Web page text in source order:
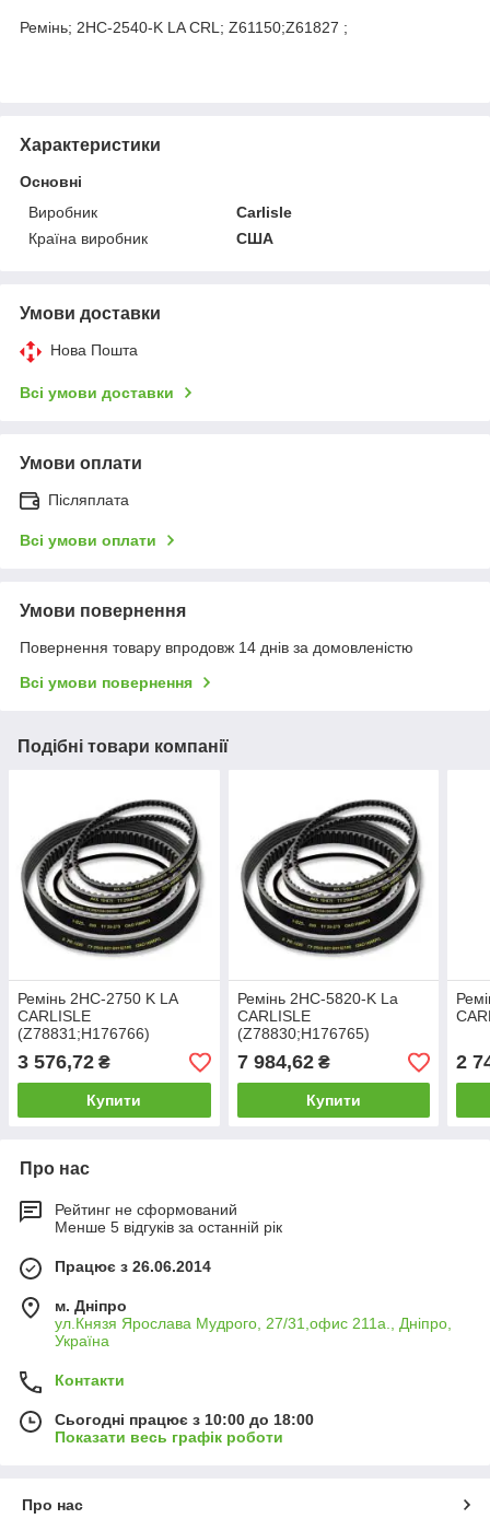
Ремінь; 2НС-2540-K LA CRL; Z61150;Z61827 ;
Характеристики
Основні
Виробник
Carlisle
Країна виробник
США
Умови доставки
Нова Пошта
Всі умови доставки
Умови оплати
Післяплата
Всі умови оплати
Умови повернення
Повернення товару впродовж 14 днів за домовленістю
Всі умови повернення
Подібні товари компанії
Ремінь 2НС-2750 K LA
CARLISLE
(Z78831;Н176766)
3 576,72 ₴
Купити
Ремінь 2НС-5820-K La
CARLISLE
(Z78830;Н176765)
7 984,62₴
Купити
2
Про нас
Рейтинг не сформований
Менше 5 відгуків за останній рік
Працює з 26.06.2014
м. Дніпро
ул.Князя Ярослава Мудрого, 27/31,офис 211а., Дніпро,
Україна
Контакти
Сьогодні працює з 10:00 до 18:00
Показати весь графік роботи
Про нас